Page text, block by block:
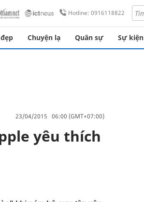
Hotline: 0916118822
Chuyện lạ Quân sự Sự kiện
23/04/2015 06:00 (GMT+07:00)
yêu thích